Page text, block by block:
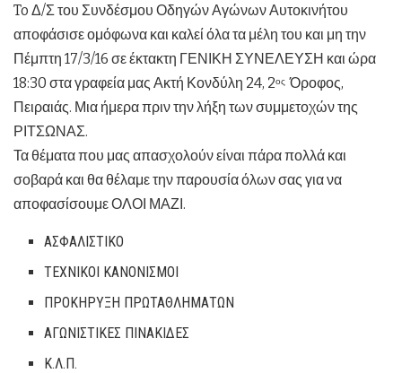
To Δ/Σ του Συνδέσμου Οδηγών Αγώνων Αυτοκινήτου
αποφάσισε ομόφωνα και καλεί όλα τα μέλη του και μη την
Πέμπτη 17/3/16 σε έκτακτη ΓΕΝΙΚΗ ΣΥΝΕΛΕΥΣΗ και ώρα
18:30 στα γραφεία μας Ακτή Κονδύλη 24, 2ος Όροφος,
Πειραιάς. Μια ήμερα πριν την λήξη των συμμετοχών της
ΡΙΤΣΩΝΑΣ.
Τα θέματα που μας απασχολούν είναι πάρα πολλά και
σοβαρά και θα θέλαμε την παρουσία όλων σας για να
αποφασίσουμε ΟΛΟΙ ΜΑΖΙ.
ΑΣΦΑΛΙΣΤΙΚΟ
ΤΕΧΝΙΚΟΙ ΚΑΝΟΝΙΣΜΟΙ
ΠΡΟΚΗΡΥΞΗ ΠΡΩΤΑΘΛΗΜΑΤΩΝ
ΑΓΩΝΙΣΤΙΚΕΣ ΠΙΝΑΚΙΔΕΣ
Κ.Λ.Π.